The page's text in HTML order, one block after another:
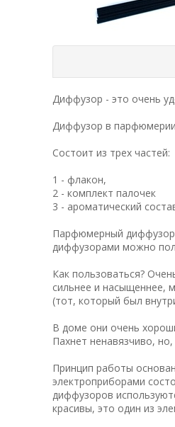
Диффузор - это очень
Диффузор в парфюмерии
Состоит из трех частей:
1 - флакон,
2 - комплект палочек
3 - ароматический
Парфюмерный диффузор
диффузорами можно
Как пользоваться?
сильнее и насыщеннее,
(тот, который был
В доме они очень
Пахнет ненавязчиво,
Принцип работы
электроприборами
диффузоров
красивы, это один из